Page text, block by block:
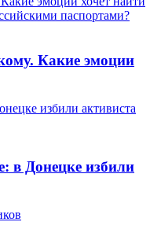
Какие эмоции
в Донецке избили